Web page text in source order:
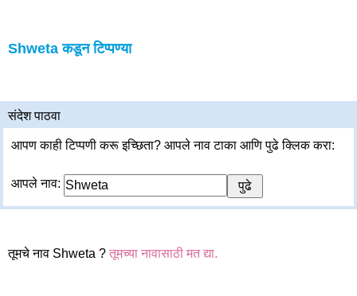
Shweta कडून टिप्पण्या
संदेश पाठवा
आपण काही टिप्पणी करू इच्छिता? आपले नाव टाका आणि पुढे क्लिक करा:
आपले नाव:
तूमचे नाव Shweta ? तूमच्या नावासाठी मत द्या.